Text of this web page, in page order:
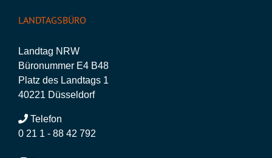
LANDTAGSBÜRO
Landtag NRW
Büronummer E4 B48
Platz des Landtags 1
40221 Düsseldorf
Telefon
0 21 1 - 88 42 792